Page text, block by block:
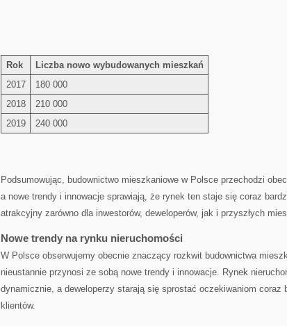
Rok
Liczba nowo wybudowanych mieszkań
2017
180 000
2018
210 ⁢000
2019
240 000
Podsumowując, budownictwo mieszkaniowe⁣ w Polsce przechodzi
a nowe trendy i innowacje sprawiają, że rynek ⁢ten staje się coraz
atrakcyjny zarówno dla inwestorów, deweloperów, jak i przyszłych
Nowe trendy na rynku nieruchomości
W Polsce obserwujemy obecnie znaczący rozkwit ⁤budownictwa
nieustannie przynosi ze sobą nowe trendy i innowacje. Rynek
dynamicznie, a ⁣deweloperzy starają się‍ sprostać oczekiwaniom coraz
klientów.